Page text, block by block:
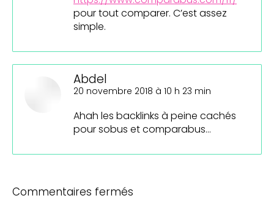
pour tout comparer. C’est assez
simple.
Abdel
dit
20 novembre 2018 à 10 h 23 min
Ahah les backlinks à peine cachés
pour sobus et comparabus…
Commentaires fermés